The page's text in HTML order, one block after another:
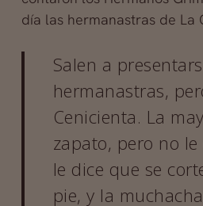
día las hermanastras de La
Salen a
hermanastras,
Cenicienta. La
zapato, pero no
le dice que se
pie, y la